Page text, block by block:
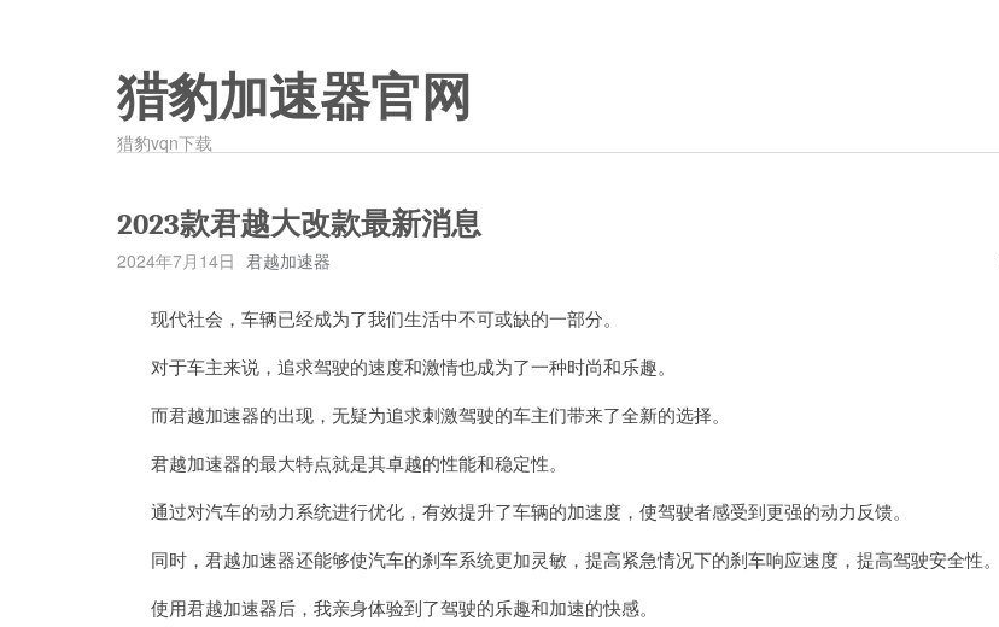
猎豹加速器官网
猎豹vqn下载
2023款君越大改款最新消息
2024年7月14日 君越加速器
现代社会，车辆已经成为了我们生活中不可或缺的一部分。
对于车主来说，追求驾驶的速度和激情也成为了一种时尚和乐趣。
而君越加速器的出现，无疑为追求刺激驾驶的车主们带来了全新的选择。
君越加速器的最大特点就是其卓越的性能和稳定性。
通过对汽车的动力系统进行优化，有效提升了车辆的加速度，使驾驶者感受到更强的动力反馈。
同时，君越加速器还能够使汽车的刹车系统更加灵敏，提高紧急情况下的刹车响应速度，提高驾驶安全性。
使用君越加速器后，我亲身体验到了驾驶的乐趣和加速的快感。